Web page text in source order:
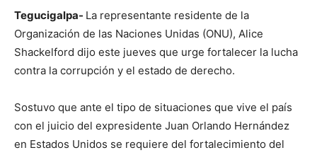
Tegucigalpa- La representante residente de la
Organización de las Naciones Unidas (ONU), Alice
Shackelford dijo este jueves que urge fortalecer la lucha
contra la corrupción y el estado de derecho.
Sostuvo que ante el tipo de situaciones que vive el país
con el juicio del expresidente Juan Orlando Hernández
en Estados Unidos se requiere del fortalecimiento del